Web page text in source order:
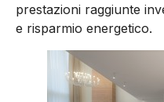
prestazioni raggiunte
e risparmio energetico.